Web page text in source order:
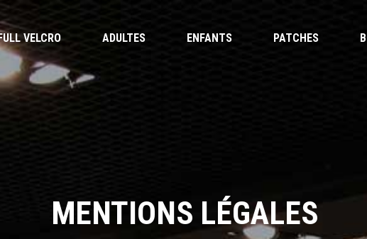
VELCRO ADULTES ENFANTS PATCHES
MENTIONS LÉGALES